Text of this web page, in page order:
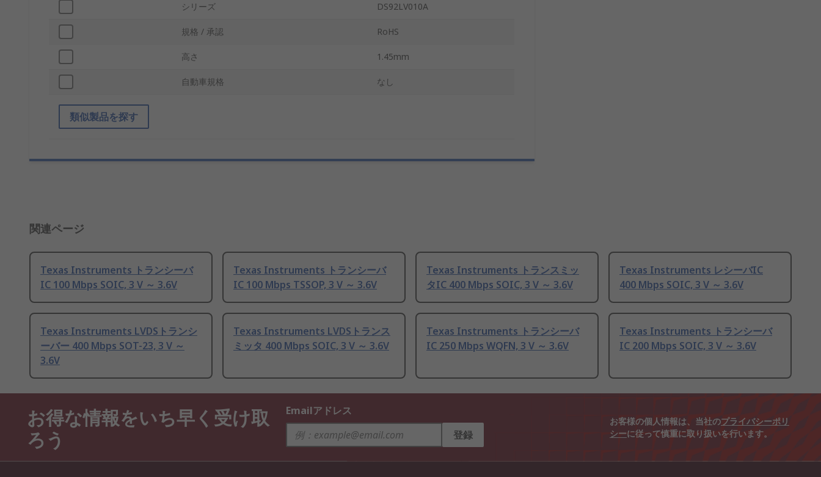
シリーズ DS92LV010A
規格 / 承認 RoHS
高さ 1.45mm
自動車規格 なし
類似製品を探す
関連ページ
Texas Instruments トランシーバ
IC 100 Mbps SOIC, 3 V ～ 3.6V
Texas Instruments トランシーバ
IC 100 Mbps TSSOP, 3 V ～ 3.6V
Texas Instruments トランスミッ
タIC 400 Mbps SOIC, 3 V ～ 3.6V
Texas Instruments レシーバIC
400 Mbps SOIC, 3 V ～ 3.6V
Texas Instruments LVDSトランシ
ーバー 400 Mbps SOT-23, 3 V ～
3.6V
Texas Instruments LVDSトランス
ミッタ 400 Mbps SOIC, 3 V ～ 3.6V
Texas Instruments トランシーバ
IC 250 Mbps WQFN, 3 V ～ 3.6V
Texas Instruments トランシーバ
IC 200 Mbps SOIC, 3 V ～ 3.6V
お得な情報をいち早く受け取
ろう
Emailアドレス
登録
お客様の個人情報は、当社のプライバシーポリ
シーに従って慎重に取り扱いを行います。